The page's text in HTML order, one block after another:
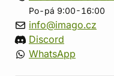
Po-pá 9:00-16:00
info@imago.cz
Discord
WhatsApp